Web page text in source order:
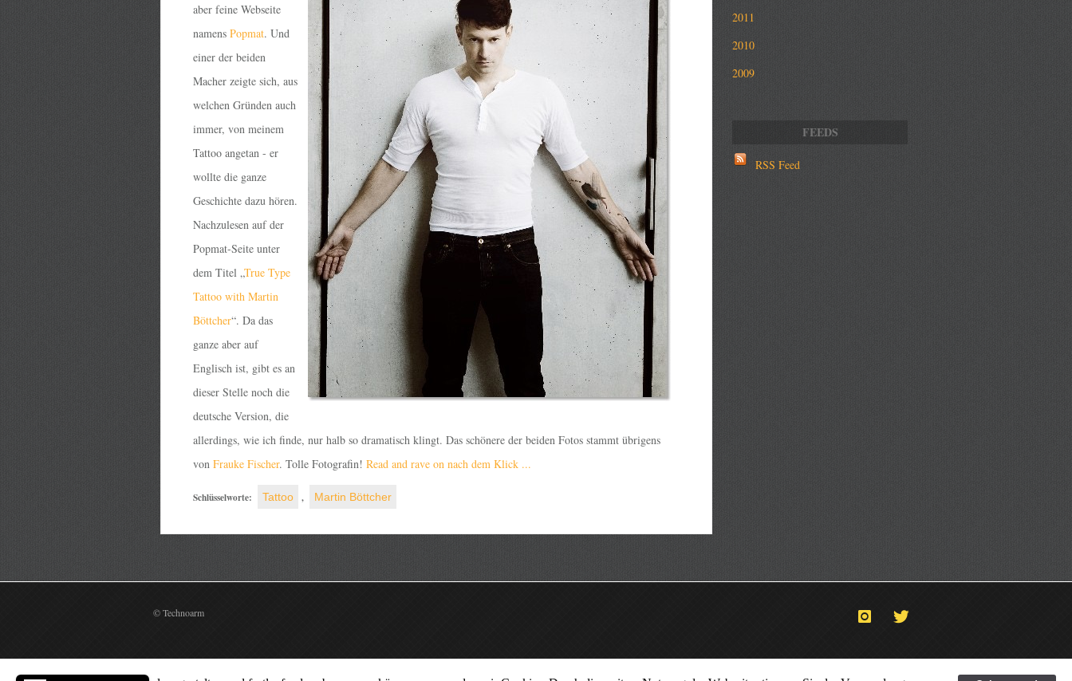
aber feine Webseite
namens Popmat. Und
einer der beiden
Macher zeigte sich, aus
welchen Gründen auch
immer, von meinem
Tattoo angetan - er
wollte die ganze
Geschichte dazu hören.
Nachzulesen auf der
Popmat-Seite unter
dem Titel „True Type
Tattoo with Martin
Böttcher“. Da das
ganze aber auf
Englisch ist, gibt es an
dieser Stelle noch die
deutsche Version, die
allerdings, wie ich finde, nur halb so dramatisch klingt. Das schönere der beiden Fotos stammt übrigens
von Frauke Fischer. Tolle Fotografin! Read and rave on nach dem Klick ...
Schlüsselworte: Tattoo , Martin Böttcher
2011
2010
2009
RSS Feed
© Technoarm